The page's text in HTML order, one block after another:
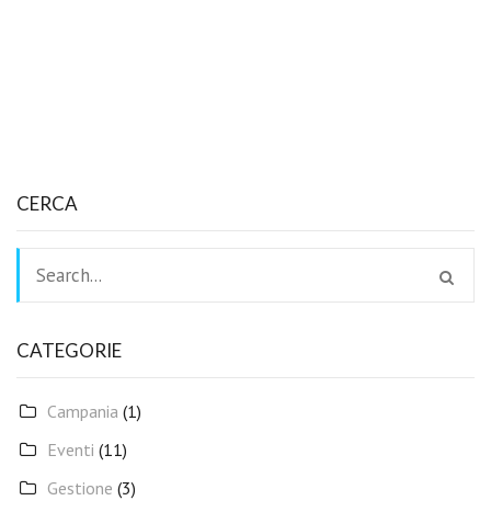
CERCA
CATEGORIE
Campania (1)
Eventi (11)
Gestione (3)